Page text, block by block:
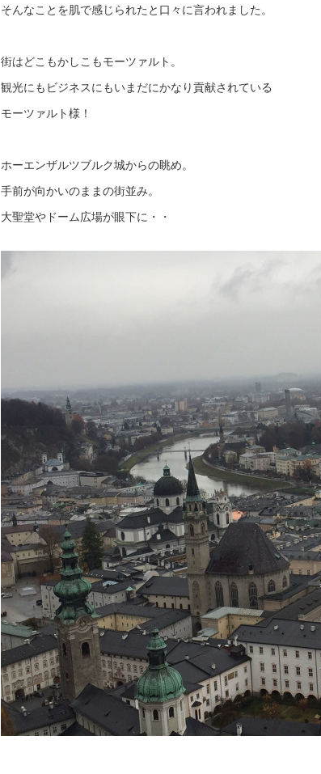
そんなことを肌で感じられたと口々に言われました。
街はどこもかしこもモーツァルト。
観光にもビジネスにもいまだにかなり貢献されている
モーツァルト様！
ホーエンザルツブルク城からの眺め。
手前が向かいのままの街並み。
大聖堂やドーム広場が眼下に・・